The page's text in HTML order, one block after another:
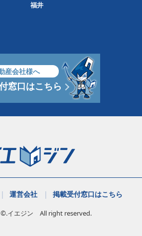
福井
産会社様へ
窓口はこちら
運営会社 掲載受付窓口はこちら
イエジン All right reserved.